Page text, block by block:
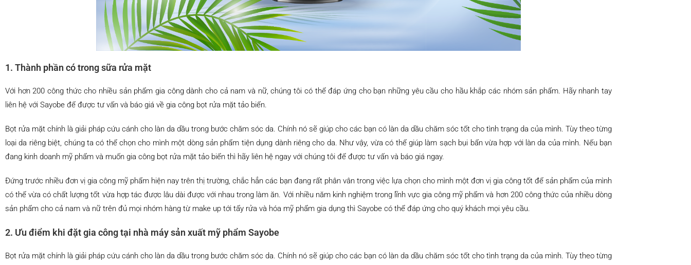
1. Thành phần có trong sữa rửa mặt
Với hơn 200 công thức cho nhiều sản phẩm gia công dành cho cả nam và nữ, chúng tôi có thể đáp ứng cho bạn những yêu cầu cho hầu khắp các nhóm sản phẩm. Hãy nhanh tay
liên hệ với Sayobe để được tư vấn và báo giá về gia công bọt rửa mặt tảo biển.
Bọt rửa mặt chính là giải pháp cứu cánh cho làn da dầu trong bước chăm sóc da. Chính nó sẽ giúp cho các bạn có làn da dầu chăm sóc tốt cho tình trạng da của mình. Tùy theo từng
loại da riêng biệt, chúng ta có thể chọn cho mình một dòng sản phẩm tiện dụng dành riêng cho da. Như vậy, vừa có thể giúp làm sạch bụi bẩn vừa hợp với làn da của mình. Nếu bạn
đang kinh doanh mỹ phẩm và muốn gia công bọt rửa mặt tảo biển thì hãy liên hệ ngay với chúng tôi để được tư vấn và báo giá ngay.
Đứng trước nhiều đơn vị gia công mỹ phẩm hiện nay trên thị trường, chắc hẳn các bạn đang rất phân vân trong việc lựa chọn cho mình một đơn vị gia công tốt để sản phẩm của mình
có thể vừa có chất lượng tốt vừa hợp tác được lâu dài được với nhau trong làm ăn. Với nhiều năm kinh nghiệm trong lĩnh vực gia công mỹ phẩm và hơn 200 công thức của nhiều dòng
sản phẩm cho cả nam và nữ trên đủ mọi nhóm hàng từ make up tới tẩy rửa và hóa mỹ phẩm gia dụng thì Sayobe có thể đáp ứng cho quý khách mọi yêu cầu.
2. Ưu điểm khi đặt gia công tại nhà máy sản xuất mỹ phẩm Sayobe
Bọt rửa mặt chính là giải pháp cứu cánh cho làn da dầu trong bước chăm sóc da. Chính nó sẽ giúp cho các bạn có làn da dầu chăm sóc tốt cho tình trạng da của mình. Tùy theo từng